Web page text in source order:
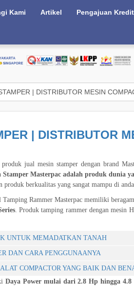
Kami Artikel Pengajuan Kredit
| DISTRIBUTOR MESIN
| DISTRIBUTOR
jual mesin stamper dengan brand
Stamper Masterpac adalah produk dunia
berkualitas yang sangat mampu di
Rammer Masterpac memiliki
. Produk tamping rammer dengan mesin
UNTUK MEMADATKAN TANAH
DAN CARA PENGGUNAANYA
COMPACTOR YANG BAIK DAN
Daya Power mulai dari 2.8 Hp hingga 4.8